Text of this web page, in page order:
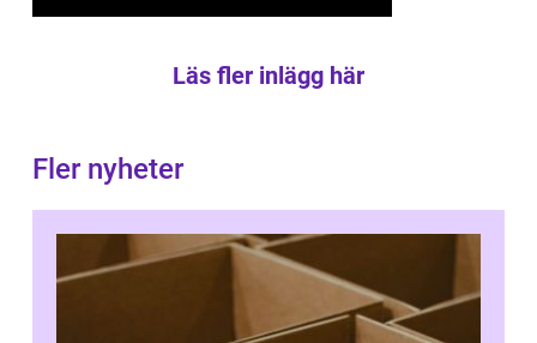
Läs fler inlägg här
Fler nyheter